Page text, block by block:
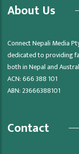
About Us
Connect Nepali Media
dedicated to providing
both in Nepal and
ACN: 666 388 101
ABN: 23666388101
Contact